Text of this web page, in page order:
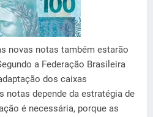
novas notas também estarão
a Federação Brasileira
dos caixas
notas depende da estratégia de
é necessária, porque as